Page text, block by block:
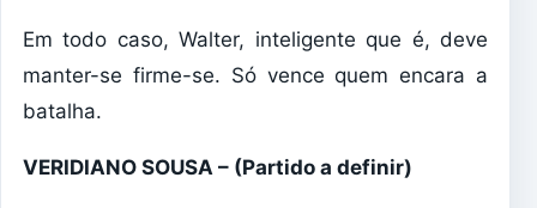
Em todo caso, Walter, inteligente que é, deve
manter-se firme-se. Só vence quem encara a
batalha.
VERIDIANO SOUSA – (Partido a definir)